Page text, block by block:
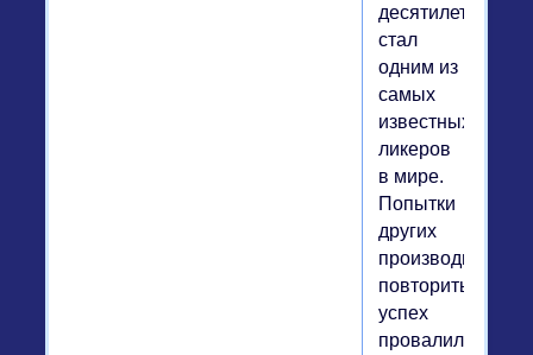
десятилетий
стал
одним из
самых
известных
ликеров
в мире.
Попытки
других
производителей
повторить
успех
провалились,